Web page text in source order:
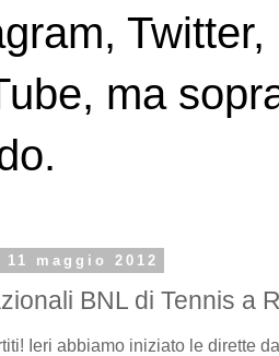
ma
maggio 2012
BNL di Tennis a
Ieri abbiamo iniziato le dirette